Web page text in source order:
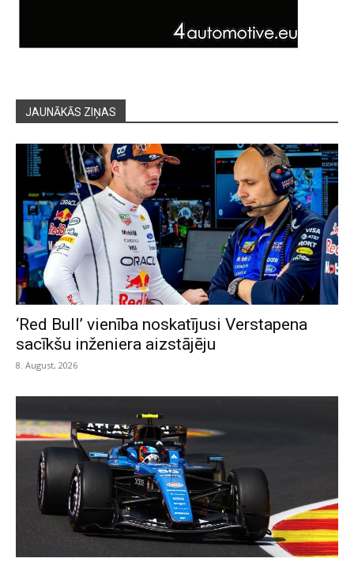
JAUNĀKĀS ZIŅAS
‘Red Bull’ vienība noskatījusi Verstapena
sacīkšu inženiera aizstājēju
8. August, 2026